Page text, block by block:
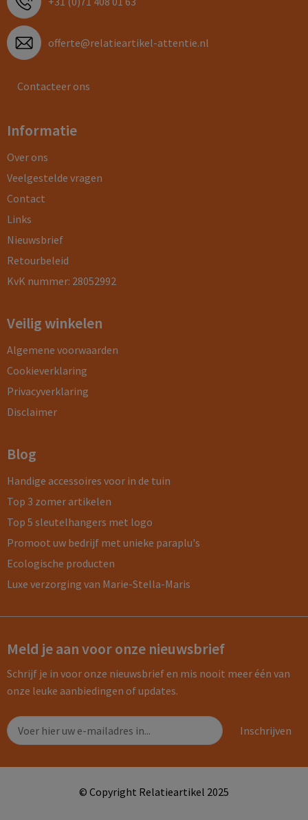
offerte@relatieartikel-attentie.nl
Contacteer ons
Informatie
Over ons
Veelgestelde vragen
Contact
Links
Nieuwsbrief
Retourbeleid
KvK nummer: 28052992
Veilig winkelen
Algemene voorwaarden
Cookieverklaring
Privacyverklaring
Disclaimer
Blog
Handige accessoires voor in de tuin
Top 3 zomer artikelen
Top 5 sleutelhangers met logo
Promoot uw bedrijf met unieke paraplu's
Ecologische producten
Luxe verzorging van Marie-Stella-Maris
Meld je aan voor onze nieuwsbrief
Schrijf je in voor onze nieuwsbrief en mis nooit meer één van
onze leuke aanbiedingen of updates.
© Copyright Relatieartikel 2025